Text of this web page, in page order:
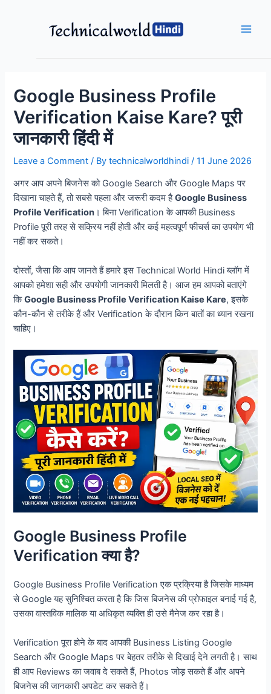
Google Business Profile
Verification Kaise Kare? पूरी
जानकारी हिंदी में
Leave a Comment / Bytechnicalworldhindi/11 June 2026
अगर आप अपने बिजनेस को Google Search और Google Maps पर
दिखाना चाहते हैं, तो सबसे पहला और जरूरी कदम हैGoogle Business
Profile Verification । बिना Verification के आपकी Business
Profile पूरी तरह से सक्रिय नहीं होती और कई महत्वपूर्ण फीचर्स का उपयोग भी
नहीं कर सकते।
दोस्तों, जैसा कि आप जानते हैं हमारे इस Technical World Hindi ब्लॉग में
आपको हमेशा सही और उपयोगी जानकारी मिलती है। आज हम आपको बताएंगे
किGoogle Business Profile Verification Kaise Kare, इसके
कौन-कौन से तरीके हैं और Verification के दौरान किन बातों का ध्यान रखना
चाहिए।
Google Business Profile
Verification क्या है?
Google Business Profile Verification एक प्रक्रिया है जिसके माध्यम
से Google यह सुनिश्चित करता है कि जिस बिजनेस की प्रोफाइल बनाई गई है,
उसका वास्तविक मालिक या अधिकृत व्यक्ति ही उसे मैनेज कर रहा है।
Verification पूरा होने के बाद आपकी Business Listing Google
Search और Google Maps पर बेहतर तरीके से दिखाई देने लगती है। साथ
ही आप Reviews का जवाब दे सकते हैं, Photos जोड़ सकते हैं और अपने
बिजनेस की जानकारी अपडेट कर सकते हैं।